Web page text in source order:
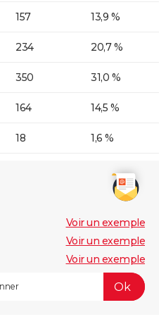
157 13,9 %
234 20,7 %
350 31,0 %
164 14,5 %
18 1,6 %
Voir un exemple
Voir un exemple
Voir un exemple